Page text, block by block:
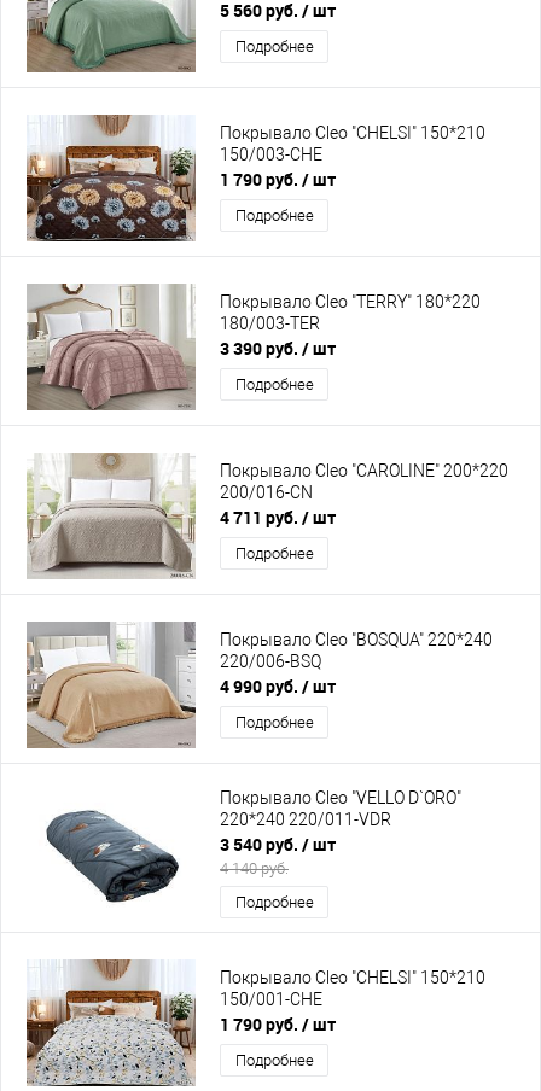
5 560 руб. / шт
Подробнее
Покрывало Cleo "CHELSI" 150*210
150/003-CHE
1 790 руб. / шт
Подробнее
Покрывало Cleo "TERRY" 180*220
180/003-TER
3 390 руб. / шт
Подробнее
Покрывало Cleo "CAROLINE" 200*220
200/016-CN
4 711 руб. / шт
Подробнее
Покрывало Cleo "BOSQUA" 220*240
220/006-BSQ
4 990 руб. / шт
Подробнее
Покрывало Cleo "VELLO D`ORO"
220*240 220/011-VDR
3 540 руб. / шт
4 140 руб.
Подробнее
Покрывало Cleo "CHELSI" 150*210
150/001-CHE
1 790 руб. / шт
Подробнее